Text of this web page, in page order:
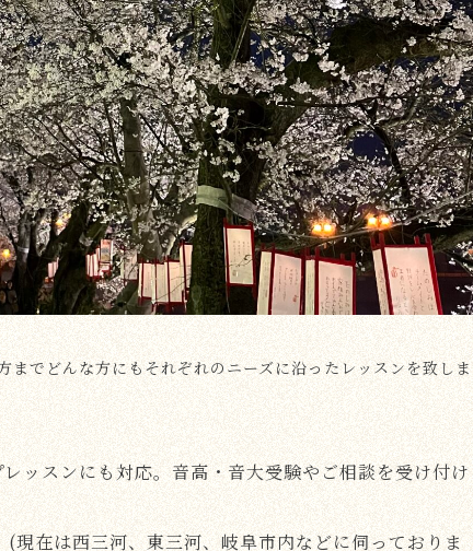
でどんな方にもそれぞれのニーズに沿ったレッスンを致しま
ッスンにも対応。音高・音大受験やご相談を受け付け
現在は西三河、東三河、岐阜市内などに伺っておりま